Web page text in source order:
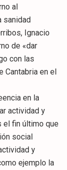
al
sanidad
Ignacio
de «dar
con las
Cantabria en el
en la
actividad y
el fin último que
social
y
ejemplo la